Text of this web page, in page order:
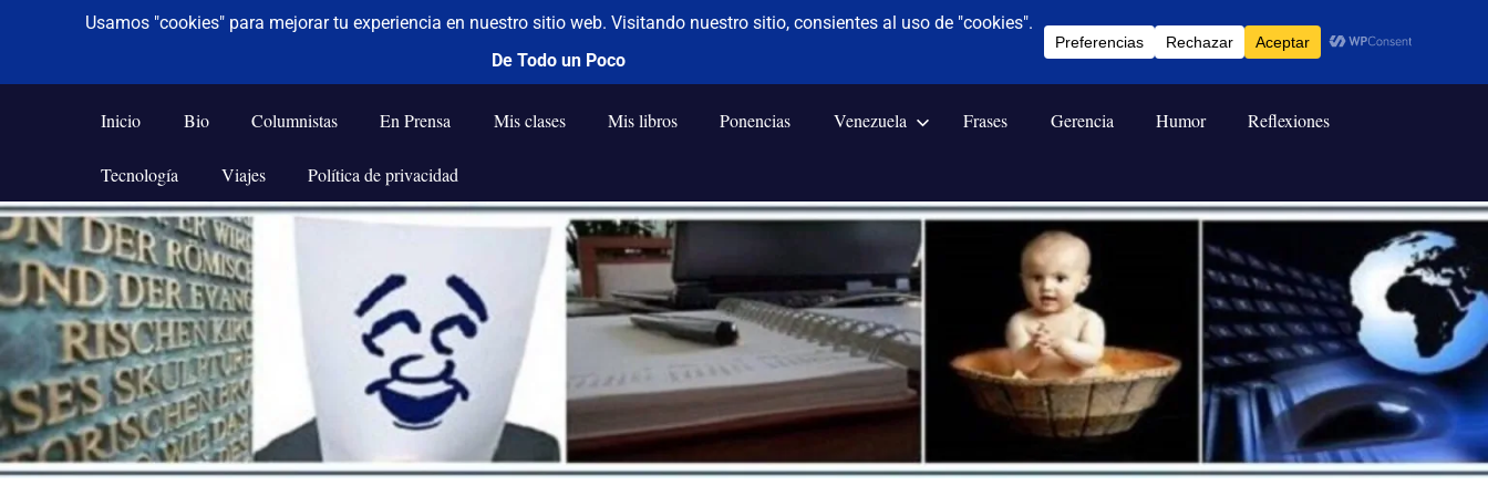
Saltar
al
contenido
De todo un poco
Frases,
Humor,
Tecnología
y
Viajes
Inicio Bio Columnistas En Prensa Mis clases Mis libros Ponencias Venezuela Frases Gerencia Humor Reflexiones
Tecnología Viajes Política de privacidad